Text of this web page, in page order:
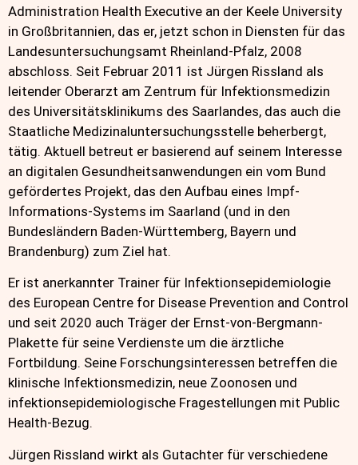
Administration Health Executive an der Keele University
in Großbritannien, das er, jetzt schon in Diensten für das
Landesuntersuchungsamt Rheinland-Pfalz, 2008
abschloss. Seit Februar 2011 ist Jürgen Rissland als
leitender Oberarzt am Zentrum für Infektionsmedizin
des Universitätsklinikums des Saarlandes, das auch die
Staatliche Medizinaluntersuchungsstelle beherbergt,
tätig. Aktuell betreut er basierend auf seinem Interesse
an digitalen Gesundheitsanwendungen ein vom Bund
gefördertes Projekt, das den Aufbau eines Impf-
Informations-Systems im Saarland (und in den
Bundesländern Baden-Württemberg, Bayern und
Brandenburg) zum Ziel hat.
Er ist anerkannter Trainer für Infektionsepidemiologie
des European Centre for Disease Prevention and Control
und seit 2020 auch Träger der Ernst-von-Bergmann-
Plakette für seine Verdienste um die ärztliche
Fortbildung. Seine Forschungsinteressen betreffen die
klinische Infektionsmedizin, neue Zoonosen und
infektionsepidemiologische Fragestellungen mit Public
Health-Bezug.
Jürgen Rissland wirkt als Gutachter für verschiedene